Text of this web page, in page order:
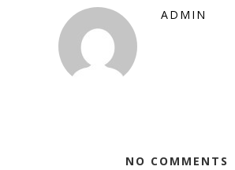
ADMIN
NO COMMENTS